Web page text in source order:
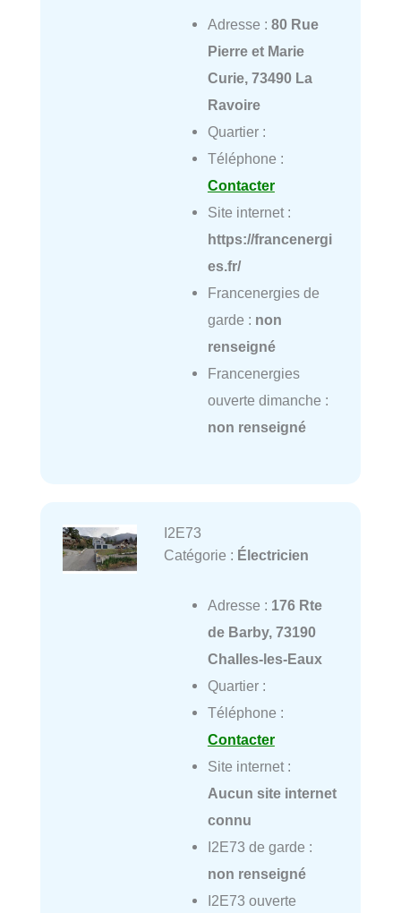
Adresse : 80 Rue
Pierre et Marie
Curie, 73490 La
Ravoire
Quartier :
Téléphone :
Contacter
Site internet :
https://francenergi
es.fr/
Francenergies de
garde : non
renseigné
Francenergies
ouverte dimanche :
non renseigné
I2E73
Catégorie : Électricien
Adresse : 176 Rte
de Barby, 73190
Challes-les-Eaux
Quartier :
Téléphone :
Contacter
Site internet :
Aucun site internet
connu
I2E73 de garde :
non renseigné
I2E73 ouverte